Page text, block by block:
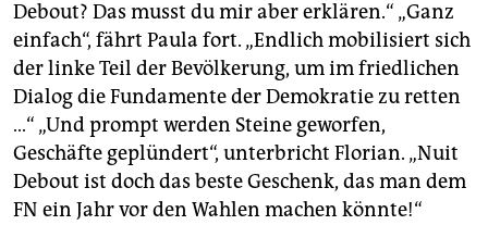
Debout? Das musst du mir aber erklären.“ „Ganz
einfach“, fährt Paula fort. „Endlich mobilisiert sich
der linke Teil der Bevölkerung, um im friedlichen
Dialog die Fundamente der Demokratie zu retten
…“ „Und prompt werden Steine geworfen,
Geschäfte geplündert“, unterbricht Florian. „Nuit
Debout ist doch das beste Geschenk, das man dem
FN ein Jahr vor den Wahlen machen könnte!“